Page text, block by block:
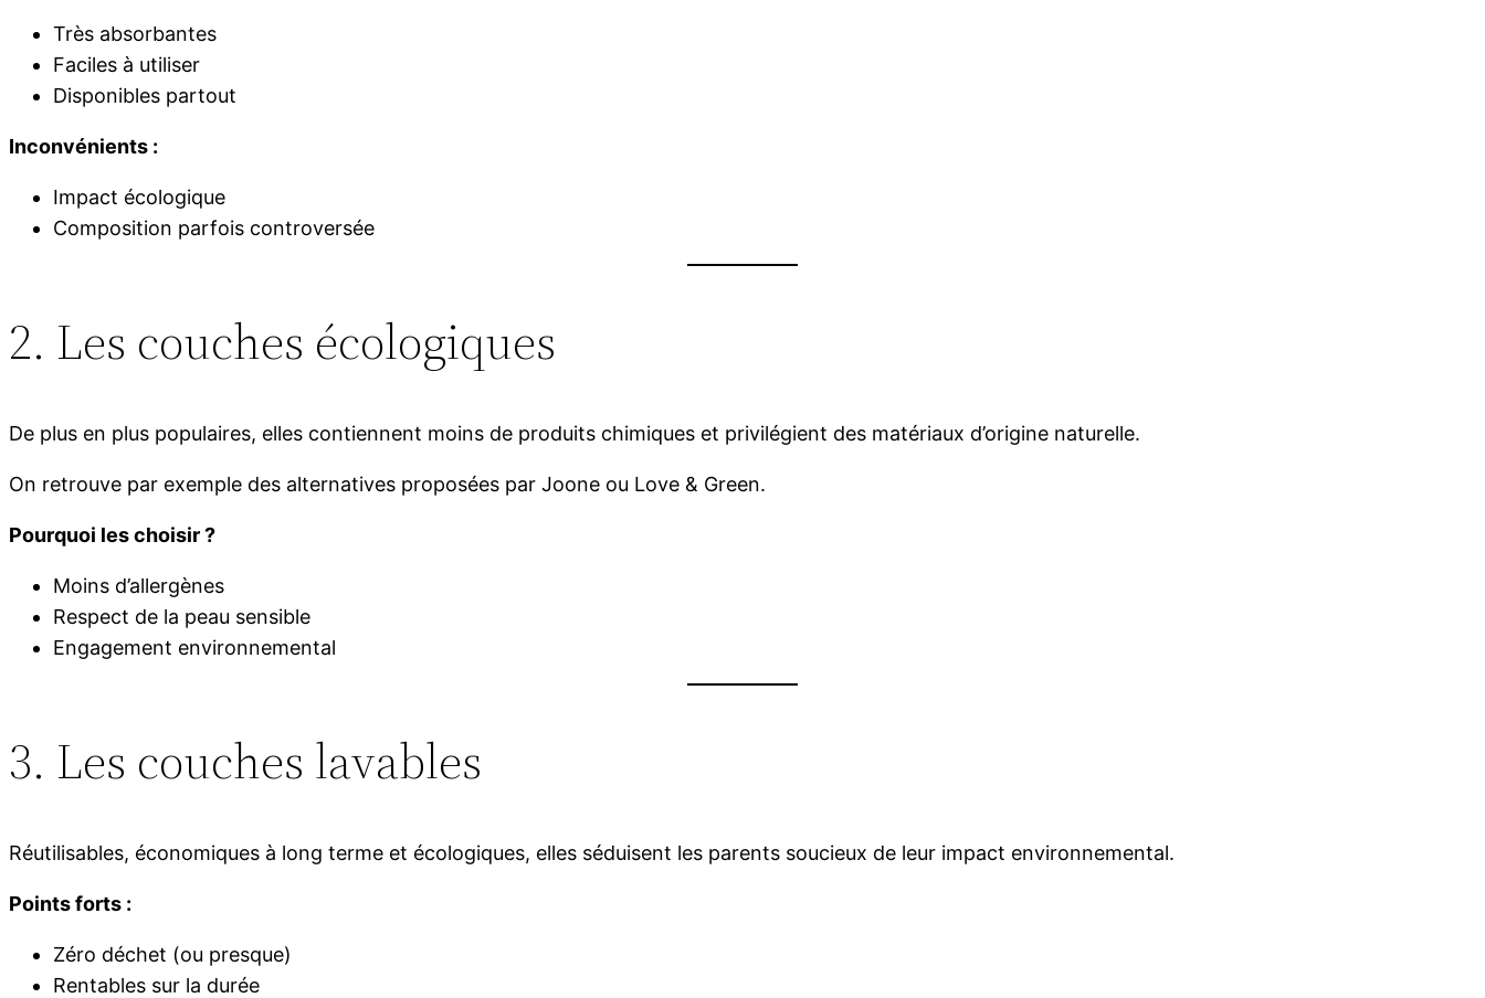
Très absorbantes
Faciles à utiliser
Disponibles partout
Inconvénients :
Impact écologique
Composition parfois controversée
2. Les couches écologiques
De plus en plus populaires, elles contiennent moins de produits chimiques et privilégient des matériaux d’origine naturelle.
On retrouve par exemple des alternatives proposées par Joone ou Love & Green.
Pourquoi les choisir ?
Moins d’allergènes
Respect de la peau sensible
Engagement environnemental
3. Les couches lavables
Réutilisables, économiques à long terme et écologiques, elles séduisent les parents soucieux de leur impact environnemental.
Points forts :
Zéro déchet (ou presque)
Rentables sur la durée